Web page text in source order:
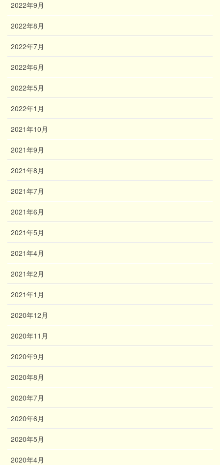
2022年9月
2022年8月
2022年7月
2022年6月
2022年5月
2022年1月
2021年10月
2021年9月
2021年8月
2021年7月
2021年6月
2021年5月
2021年4月
2021年2月
2021年1月
2020年12月
2020年11月
2020年9月
2020年8月
2020年7月
2020年6月
2020年5月
2020年4月